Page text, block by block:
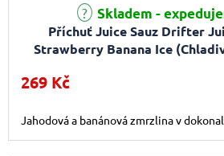
Příchuť Juice Sauz Drifter
Strawberry Banana Ice
Průměrné hodnocení produktu je 5,0 z
Skladem -
269 Kč
Jahodová a banánová zmrzlina v